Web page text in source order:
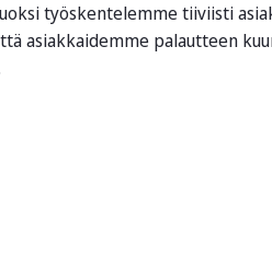
työskentelemme tiiviisti
asiakkaidemme palautteen